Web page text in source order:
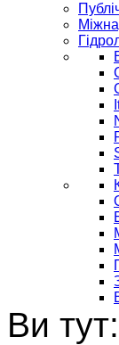
Ви тут: